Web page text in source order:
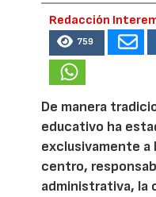
Redacción
759
De manera
educativo ha
exclusivamente a
centro,
administrativa, la